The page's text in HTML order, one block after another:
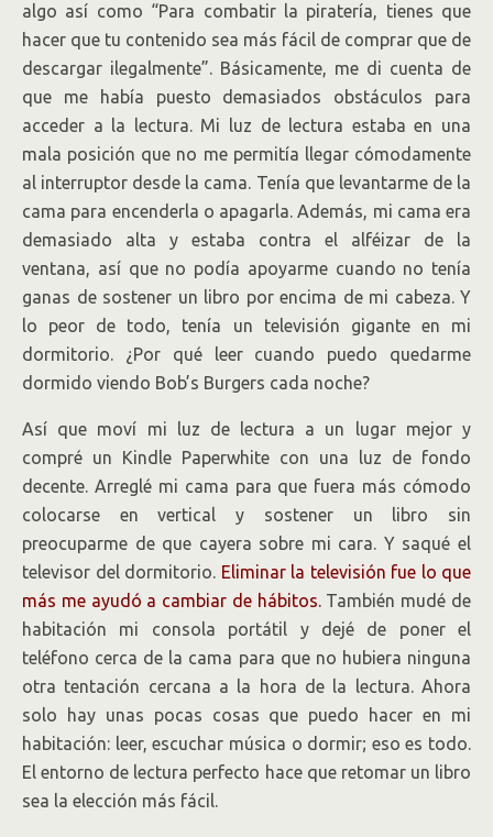
algo así como “Para combatir la piratería, tienes que
hacer que tu contenido sea más fácil de comprar que de
descargar ilegalmente”. Básicamente, me di cuenta de
que me había puesto demasiados obstáculos para
acceder a la lectura. Mi luz de lectura estaba en una
mala posición que no me permitía llegar cómodamente
al interruptor desde la cama. Tenía que levantarme de la
cama para encenderla o apagarla. Además, mi cama era
demasiado alta y estaba contra el alféizar de la
ventana, así que no podía apoyarme cuando no tenía
ganas de sostener un libro por encima de mi cabeza. Y
lo peor de todo, tenía un televisión gigante en mi
dormitorio. ¿Por qué leer cuando puedo quedarme
dormido viendo Bob’s Burgers cada noche?
Así que moví mi luz de lectura a un lugar mejor y
compré un Kindle Paperwhite con una luz de fondo
decente. Arreglé mi cama para que fuera más cómodo
colocarse en vertical y sostener un libro sin
preocuparme de que cayera sobre mi cara. Y saqué el
televisor del dormitorio. Eliminar la televisión fue lo que
más me ayudó a cambiar de hábitos.También mudé de
habitación mi consola portátil y dejé de poner el
teléfono cerca de la cama para que no hubiera ninguna
otra tentación cercana a la hora de la lectura. Ahora
solo hay unas pocas cosas que puedo hacer en mi
habitación: leer, escuchar música o dormir; eso es todo.
El entorno de lectura perfecto hace que retomar un libro
sea la elección más fácil.